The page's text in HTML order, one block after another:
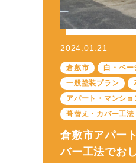
2024.01.21
倉敷市 白・ベー
一般塗装プラン
アパート・マンショ
葺替え・カバー工法
倉敷市アパー
バー工法でお